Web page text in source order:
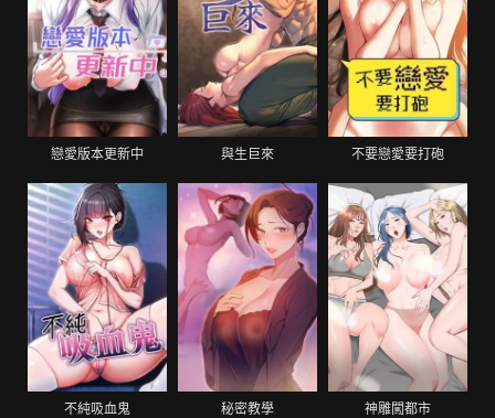
戀愛版本更新中 與生巨來 不要戀愛要打砲
不純吸血鬼 秘密教學 神雕闖都市